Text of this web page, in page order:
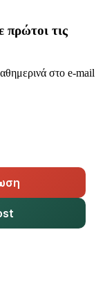
πρώτοι τις
στο e-mail